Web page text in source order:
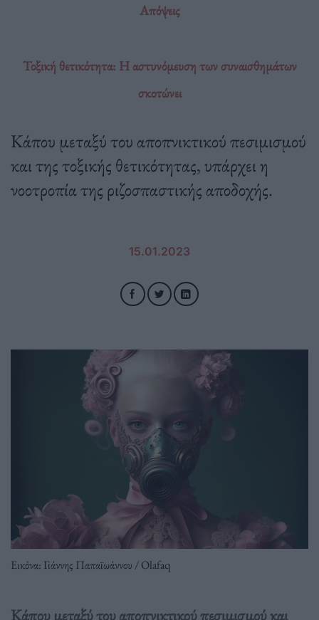
Απόψεις
Τοξική θετικότητα: Η αστυνόμευση των συναισθημάτων
σκοτώνει
Κάπου μεταξύ του αποπνικτικού πεσιμισμού
και της τοξικής θετικότητας, υπάρχει η
νοοτροπία της ριζοσπαστικής αποδοχής.
15.01.2023
Εικόνα: Γιάννης Παπαϊωάννου / Olafaq
Κάπου μεταξύ του αποπνικτικού πεσιμισμού και